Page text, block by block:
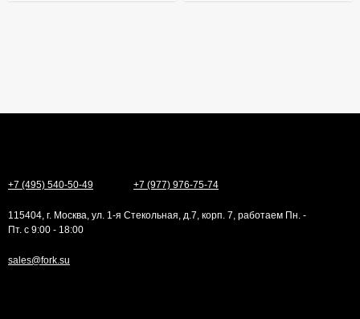
+7 (495) 540-50-49 +7 (977) 976-75-74
115404, г. Москва, ул. 1-я Стекольная, д.7, корп. 7, работаем Пн. -
Пт. с 9:00 - 18:00
sales@fork.su